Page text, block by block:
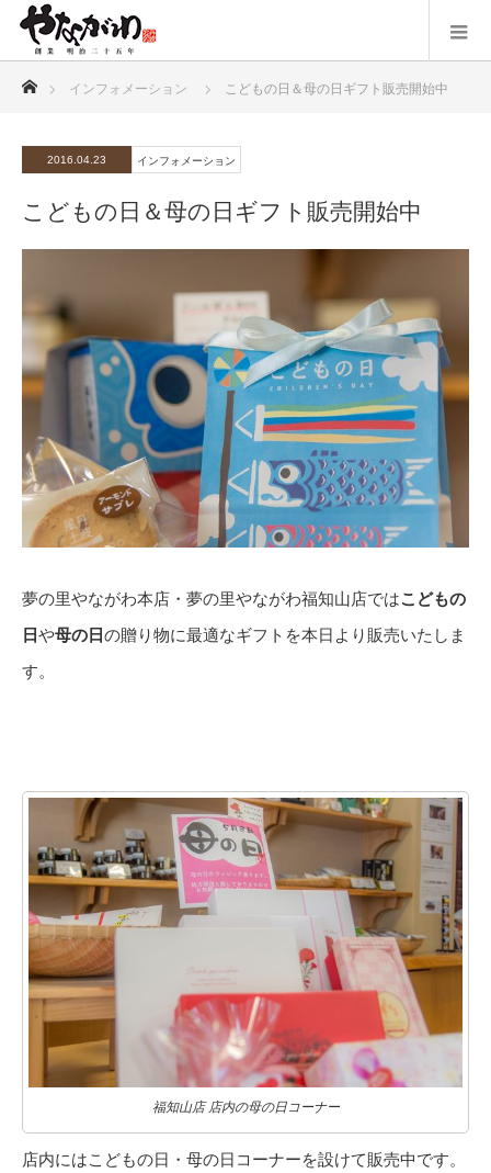
インフォメーション こどもの日＆母の日ギフト販売開始中
2016.04.23 インフォメーション
こどもの日＆母の日ギフト販売開始中
夢の里やながわ本店・夢の里やながわ福知山店ではこどもの
日や母の日の贈り物に最適なギフトを本日より販売いたしま
す。
福知山店 店内の母の日コーナー
店内にはこどもの日・母の日コーナーを設けて販売中です。